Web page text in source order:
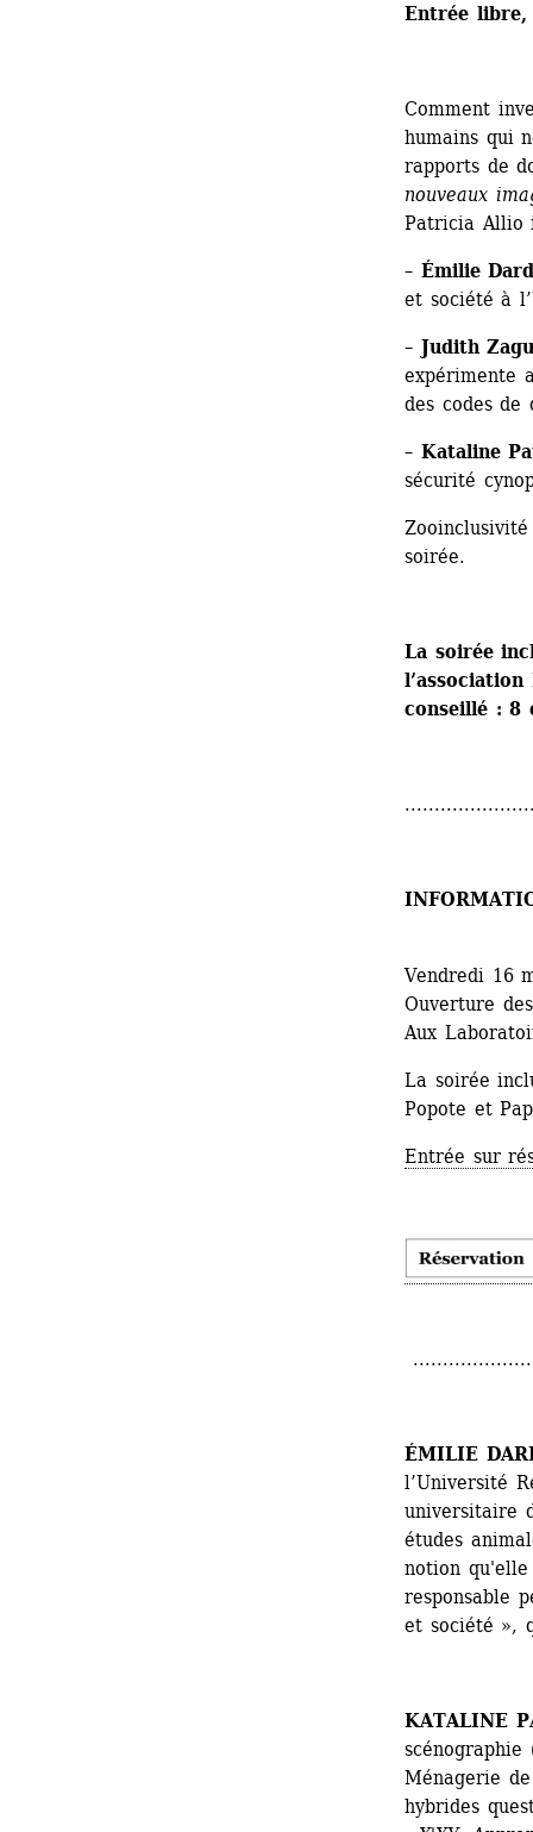
Entrée
Comment
humains qui
rapports de
nouveaux
Patricia Allio
– Émilie
et société à
– Judith
expérimente
des codes de
– Kataline
sécurité
soirée.
La soirée
conseillé : 8
Vendredi 16
Ouverture
Aux
La soirée
Popote et
Entrée sur
ÉMILIE
l’Université
universitaire
études
notion
responsable
et société »,
KATALINE
Ménagerie
hybrides